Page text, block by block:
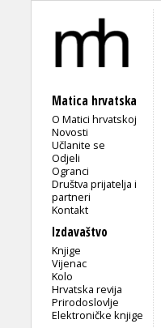
Matica hrvatska
O Matici hrvatskoj
Novosti
Učlanite se
Odjeli
Ogranci
Društva prijatelja i
partneri
Kontakt
Izdavaštvo
Knjige
Vijenac
Kolo
Hrvatska revija
Prirodoslovlje
Elektroničke knjige